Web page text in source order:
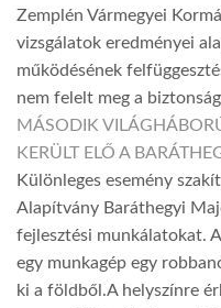
Zemplén Vármegyei
vizsgálatok eredményei
működésének
nem felelt meg a
MÁSODIK
KERÜLT ELŐ A
Különleges esemény
Alapítvány Baráthegyi
fejlesztési munkálatokat.
egy munkagép egy
ki a földből.A helyszínre